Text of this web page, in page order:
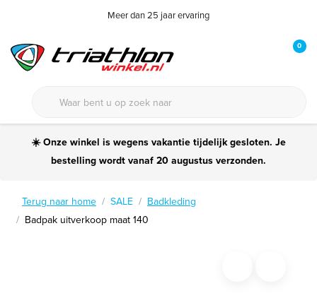
Meer dan 25 jaar ervaring
0
☀️ Onze winkel is wegens vakantie tijdelijk gesloten. Je
bestelling wordt vanaf 20 augustus verzonden.
Terug naar home SALE
Badkleding
Badpak uitverkoop maat 140